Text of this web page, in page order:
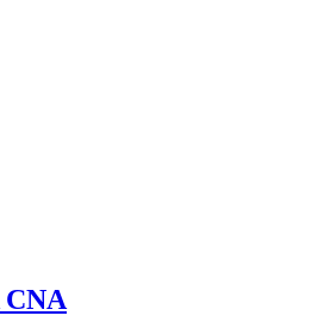
CNA